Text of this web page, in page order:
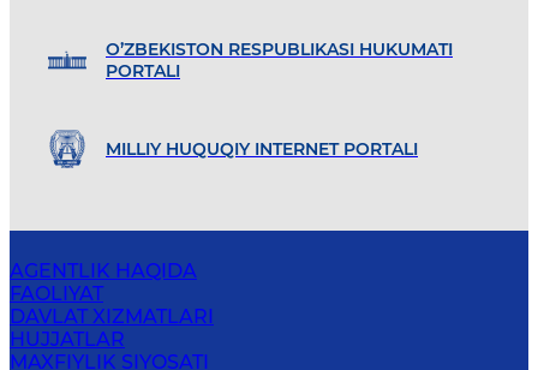
O’ZBEKISTON RESPUBLIKASI HUKUMATI
PORTALI
MILLIY HUQUQIY INTERNET PORTALI
AGENTLIK HAQIDA
FAOLIYAT
DAVLAT XIZMATLARI
HUJJATLAR
MAXFIYLIK SIYOSATI